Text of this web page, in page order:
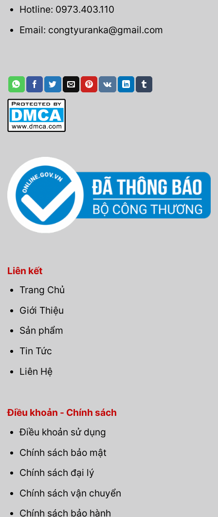
Hotline: 0973.403.110
Email: congtyuranka@gmail.com
Liên kết
Trang Chủ
Giới Thiệu
Sản phẩm
Tin Tức
Liên Hệ
Điều khoản - Chính sách
Điều khoản sử dụng
Chính sách bảo mật
Chính sách đại lý
Chính sách vận chuyển
Chính sách bảo hành